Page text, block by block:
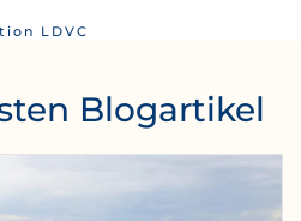
LDVC
Blogartikel